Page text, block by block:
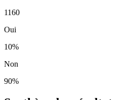
1160
Oui
10%
Non
90%